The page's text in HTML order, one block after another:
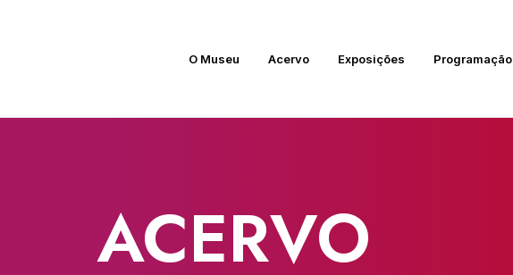
O Museu Acervo Exposições Programação
ACERVO